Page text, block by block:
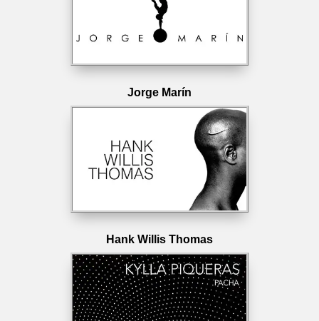
Jorge Marín
Hank Willis Thomas